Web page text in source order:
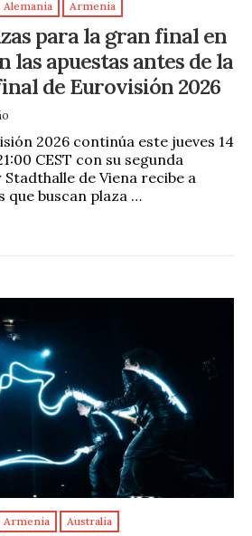
Alemania Armenia
para la gran final en
las apuestas antes de la
de Eurovisión 2026
2026 continúa este jueves 14
CEST con su segunda
de Viena recibe a
que buscan plaza …
Armenia Australia